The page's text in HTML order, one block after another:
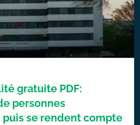
gratuite PDF:
personnes
se rendent compte